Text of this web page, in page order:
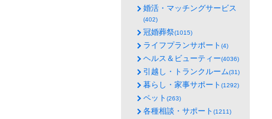
婚活・マッチングサービス
(402)
冠婚葬祭(1015)
ライフプランサポート (4)
ヘルス＆ビューティー(4036)
引越し・トランクルーム(31)
暮らし・家事サポート (1292)
ペット (263)
各種相談・サポート (1211)